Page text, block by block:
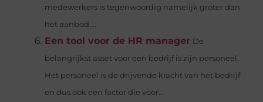
medewerkers is tegenwoordig namelijk groter dan
het aanbod....
Een tool voor de HR manager De
belangrijkst asset voor een bedrijf is zijn personeel.
Het personeel is de drijvende kracht van het bedrijf
en dus ook een factor die voor...